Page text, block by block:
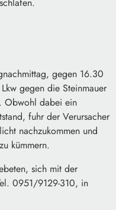
gegen 16.30
gegen die Steinmauer
Obwohl dabei ein
fuhr der Verursacher
nachzukommen und
kümmern.
sich mit der
0951/9129-310, in